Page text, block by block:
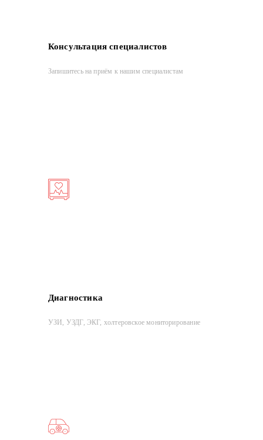
Консультация специалистов
Запишитесь на приём к нашим специалистам
Диагностика
УЗИ, УЗДГ, ЭКГ, холтеровское мониторирование